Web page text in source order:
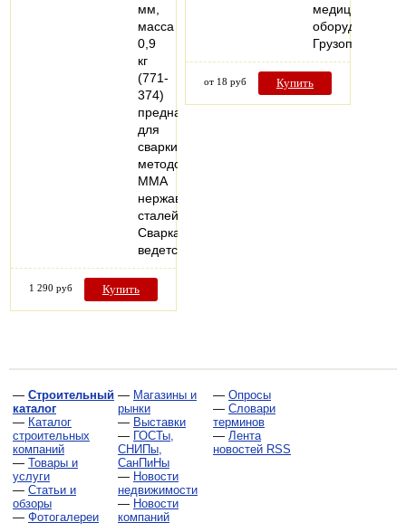
мм,
масса
0,9
кг
(771-
374)
предназначен
для
сварки
методом
MMA
нержавеющих
сталей.
Сварка
ведется…
1 290 руб Купить
медицинского
оборудования;
от 18 руб Купить
— Строительный
каталог
— Каталог
строительных
компаний
— Товары и
услуги
— Статьи и
обзоры
— Фотогалереи
— Магазины и
рынки
— Выставки
— ГОСТы,
СНИПы,
СанПиНы
— Новости
недвижимости
— Новости
компаний
— Опросы
— Словари
терминов
— Лента
новостей RSS